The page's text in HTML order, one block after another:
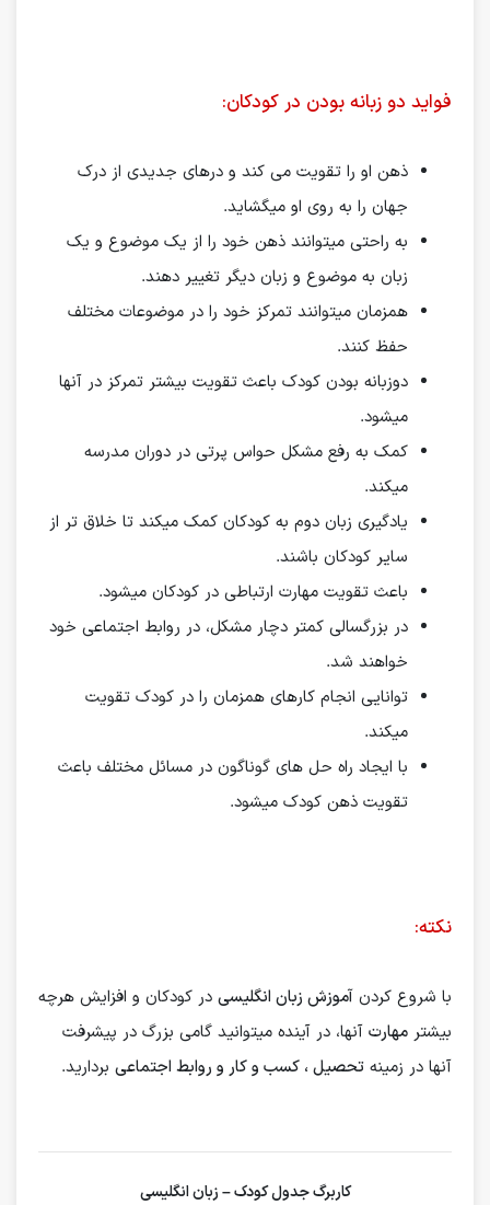
فواید دو زبانه بودن در کودکان:
ذهن او را تقویت می کند و درهای جدیدی از درک
جهان را به روی او میگشاید.
به راحتی میتوانند ذهن خود را از یک موضوع و یک
زبان به موضوع و زبان دیگر تغییر دهند.
همزمان میتوانند تمرکز خود را در موضوعات مختلف
حفظ کنند.
دوزبانه بودن کودک باعث تقویت بیشتر تمرکز در آنها
میشود.
کمک به رفع مشکل حواس پرتی در دوران مدرسه
میکند.
یادگیری زبان دوم به کودکان کمک میکند تا خلاق تر از
سایر کودکان باشند.
باعث تقویت مهارت ارتباطی در کودکان میشود.
در بزرگسالی کمتر دچار مشکل، در روابط اجتماعی خود
خواهند شد.
توانایی انجام کارهای همزمان را در کودک تقویت
میکند.
با ایجاد راه حل های گوناگون در مسائل مختلف باعث
تقویت ذهن کودک میشود.
نکته:
با شروع کردن آموزش زبان انگلیسی در کودکان و افزایش هرچه
بیشتر مهارت آنها، در آینده میتوانید گامی بزرگ در پیشرفت
آنها در زمینه تحصیل ، کسب و کار و روابط اجتماعی بردارید.
کاربرگ جدول کودک – زبان انگلیسی